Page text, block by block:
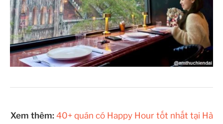
Xem thêm: 40+ quán có Happy Hour tốt nhất tại Hà